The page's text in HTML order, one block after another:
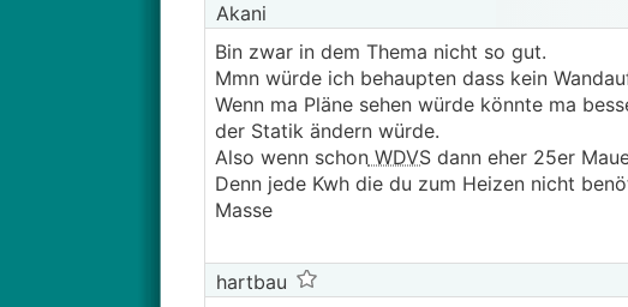
Akani
Bin zwar in dem Thema nicht so gut.
Mmn würde ich behaupten dass kein
Wenn ma Pläne sehen würde könnte ma
der Statik ändern würde.
Also wenn schonWDVSdann eher 25er
Denn jede Kwh die du zum Heizen nicht
Masse
hartbau